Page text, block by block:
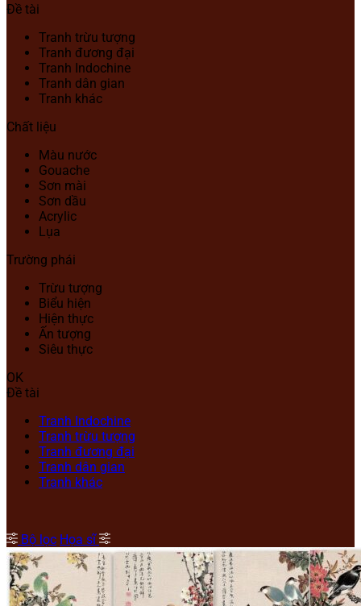
Đề tài
Tranh trừu tượng
Tranh đương đại
Tranh Indochine
Tranh dân gian
Tranh khác
Chất liệu
Màu nước
Gouache
Sơn mài
Sơn dầu
Acrylic
Lụa
Trường phái
Trừu tượng
Biểu hiện
Hiện thực
Ấn tượng
Siêu thực
OK
Đề tài
Tranh Indochine
Tranh trừu tượng
Tranh đương đại
Tranh dân gian
Tranh khác
Bộ lọc Họa sĩ